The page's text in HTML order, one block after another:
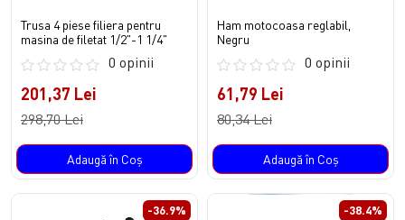
Trusa 4 piese filiera pentru
masina de filetat 1/2"-1 1/4"
0 opinii
201,37 Lei
298,70 Lei
Adaugă în Coş
Ham motocoasa reglabil,
Negru
0 opinii
61,79 Lei
80,34 Lei
Adaugă în Coş
-36.9% -38.4%